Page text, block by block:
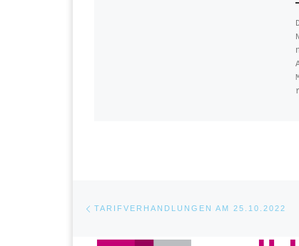
Beitragsnavigation
TARIFVERHANDLUNGEN AM 25.10.2022